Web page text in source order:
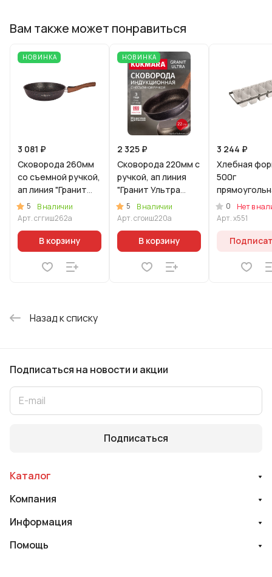
Вам также может понравиться
НОВИНКА
3 081 ₽
Сковорода 260мм
со съемной ручкой,
ап линия "Гранит
Ультра
Индукционная"
5
В наличии
Арт.сггиш262а
В корзину
НОВИНКА
2 325 ₽
Сковорода 220мм с
ручкой, ап линия
"Гранит Ультра
Индукционная"
(оригинальный)
5
В наличии
Арт.сгоиш220а
В корзину
3 244 ₽
Хлебная
500г
ти
ручками
0
Нет в
Арт.х551
Назад к списку
Подписаться на новости и акции
Подписаться
Каталог
Компания
Информация
Помощь